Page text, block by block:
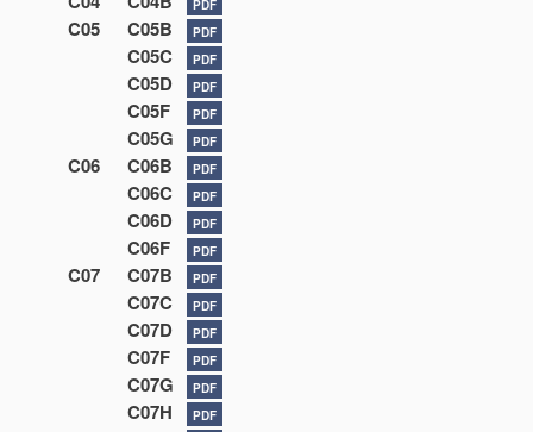
PDF
C05 C05B PDF
C05C PDF
C05D PDF
C05F PDF
C05G PDF
C06 C06B PDF
C06C PDF
C06D PDF
C06F PDF
C07 C07B PDF
C07C PDF
C07D PDF
C07F PDF
C07G PDF
C07H PDF